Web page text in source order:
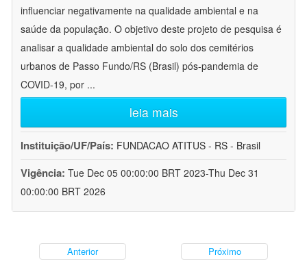
influenciar negativamente na qualidade ambiental e na
saúde da população. O objetivo deste projeto de pesquisa é
analisar a qualidade ambiental do solo dos cemitérios
urbanos de Passo Fundo/RS (Brasil) pós-pandemia de
COVID-19, por ...
leia mais
Instituição/UF/País: FUNDACAO ATITUS - RS - Brasil
Vigência: Tue Dec 05 00:00:00 BRT 2023-Thu Dec 31
00:00:00 BRT 2026
Anterior Próximo